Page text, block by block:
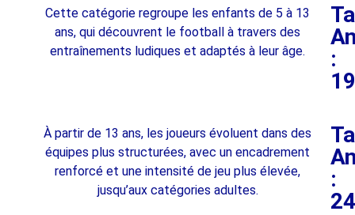
Cette catégorie regroupe les enfants de 5 à 13
ans, qui découvrent le football à travers des
entraînements ludiques et adaptés à leur âge.
:
À partir de 13 ans, les joueurs évoluent dans des
équipes plus structurées, avec un encadrement
renforcé et une intensité de jeu plus élevée,
jusqu’aux catégories adultes.
: